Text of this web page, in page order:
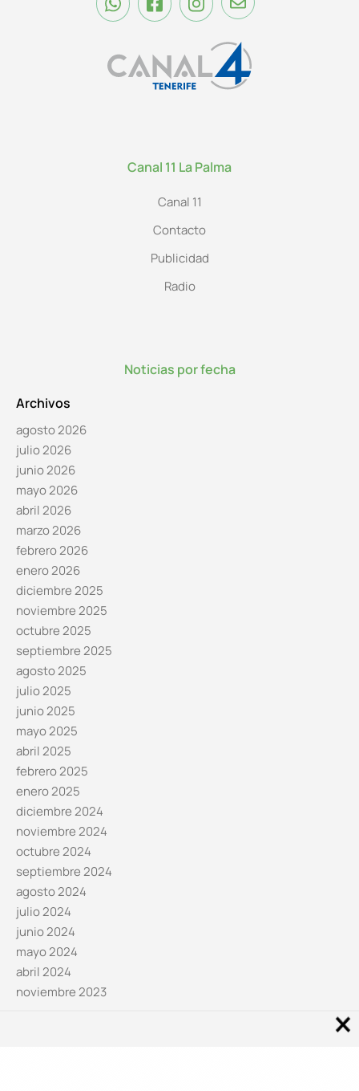
Canal 11 La Palma
Canal 11
Contacto
Publicidad
Radio
Noticias por fecha
Archivos
agosto 2026
julio 2026
junio 2026
mayo 2026
abril 2026
marzo 2026
febrero 2026
enero 2026
diciembre 2025
noviembre 2025
octubre 2025
septiembre 2025
agosto 2025
julio 2025
junio 2025
mayo 2025
abril 2025
febrero 2025
enero 2025
diciembre 2024
noviembre 2024
octubre 2024
septiembre 2024
agosto 2024
julio 2024
junio 2024
mayo 2024
abril 2024
noviembre 2023